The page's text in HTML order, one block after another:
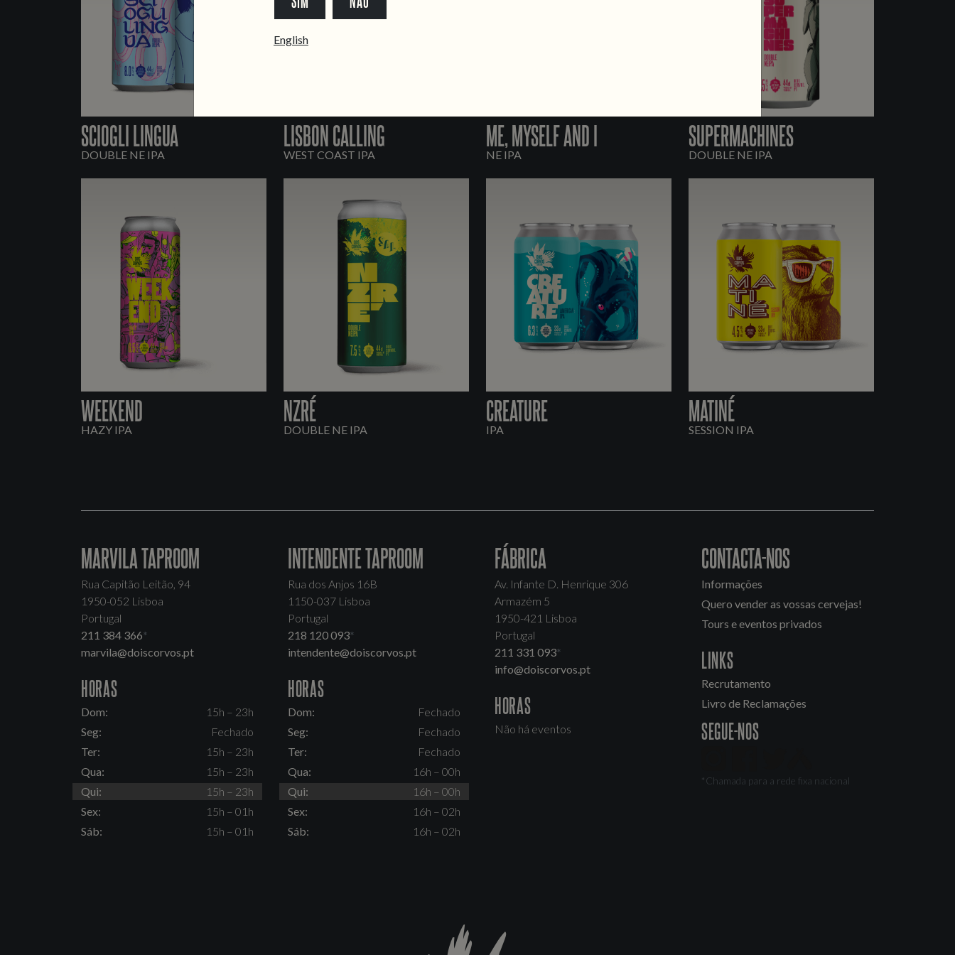
SCIOGLI LINGUA
DOUBLE NE IPA
LISBON CALLING
WEST COAST IPA
ME, MYSELF AND I
NE IPA
SUPERMACHINES
DOUBLE NE IPA
WEEKEND
HAZY IPA
NZRÉ
DOUBLE NE IPA
CREATURE
IPA
MATINÉ
SESSION IPA
MARVILA TAPROOM
Rua Capitão Leitão, 94
1950-052 Lisboa
Portugal
211 384 366*
marvila@doiscorvos.pt
HORAS
Dom:
15h – 23h
Seg:
Fechado
Ter:
15h – 23h
Qua:
15h – 23h
Qui:
15h – 23h
Sex:
15h – 01h
Sáb:
15h – 01h
INTENDENTE TAPROOM
Rua dos Anjos 16B
1150-037 Lisboa
Portugal
218 120 093*
intendente@doiscorvos.pt
HORAS
Dom:
Fechado
Seg:
Fechado
Ter:
Fechado
Qua:
16h – 00h
Qui:
16h – 00h
Sex:
16h – 02h
Sáb:
16h – 02h
FÁBRICA
Av. Infante D. Henrique 306
Armazém 5
1950-421 Lisboa
Portugal
211 331 093*
info@doiscorvos.pt
HORAS
Não há eventos
CONTACTA-NOS
Informações
Quero vender as vossas cervejas!
Tours e eventos privados
LINKS
Recrutamento
Livro de Reclamações
SEGUE-NOS
*Chamada para a rede fixa nacional
English